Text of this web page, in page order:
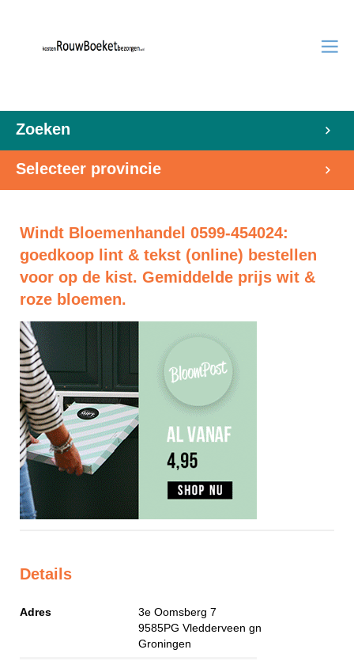
Zoeken
Selecteer provincie
Windt Bloemenhandel 0599-454024:
goedkoop lint & tekst (online) bestellen
voor op de kist. Gemiddelde prijs wit &
roze bloemen.
Details
Adres
3e Oomsberg 7
9585PG Vledderveen gn
Groningen